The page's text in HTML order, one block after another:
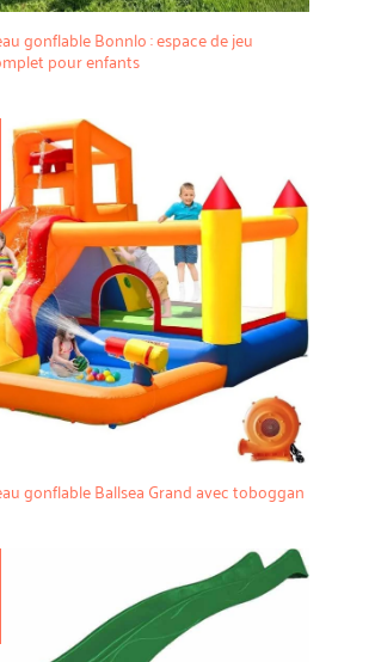
gonflable Bonnlo : espace de jeu
pour enfants
gonflable Ballsea Grand avec toboggan